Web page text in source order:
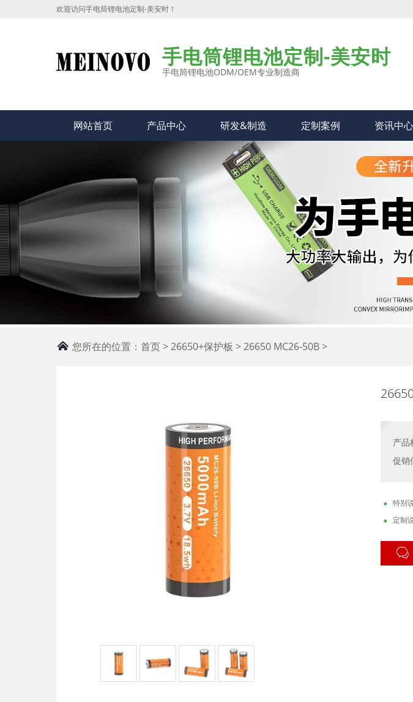
欢迎访问手电筒锂电池定制-美安时！
手电筒锂电池定制-美安时
手电筒锂电池ODM/OEM专业制造商
网站首页 产品中心 研发&制造 定制案例 资讯中心
您所在的位置： 首页>26650+保护板 >26650 MC26-50B >
产品
促销
特别
定制